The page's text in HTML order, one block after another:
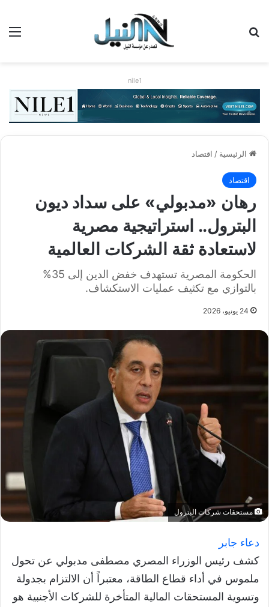
nile1
الرئيسية / اقتصاد
اقتصاد
رهان «مدبولي» على سداد ديون
البترول.. استراتيجية مصرية
لاستعادة ثقة الشركات العالمية
الحكومة المصرية تستهدف خفض الدين إلى 35%
بالتوازي مع تكثيف عمليات الاستكشاف.
24 يونيو، 2026
مستحقات شركات البترول
دعاء جابر
كشف رئيس الوزراء المصري مصطفى مدبولي عن تحول
ملموس في أداء قطاع الطاقة، معتبراً أن الالتزام بجدولة
وتسوية المستحقات المالية المتأخرة للشركات الأجنبية هو